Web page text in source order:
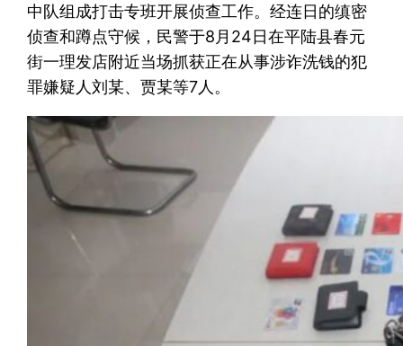
中队组成打击专班开展侦查工作。经连日的缜密
侦查和蹲点守候，民警于8月24日在平陆县春元
街一理发店附近当场抓获正在从事涉诈洗钱的犯
罪嫌疑人刘某、贾某等7人。